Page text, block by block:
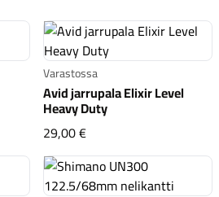
musta 3mm
Varastossa
Avid jarrupala Elixir Level
Heavy Duty
29,00 €Avid jarrupala Elixir